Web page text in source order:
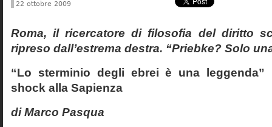
22 ottobre 2009
Roma, il ricercatore di filosofia del diritto
ripreso dall’estrema destra. “Priebke? Solo
“Lo sterminio degli ebrei è una leggenda”
shock alla Sapienza
di Marco Pasqua